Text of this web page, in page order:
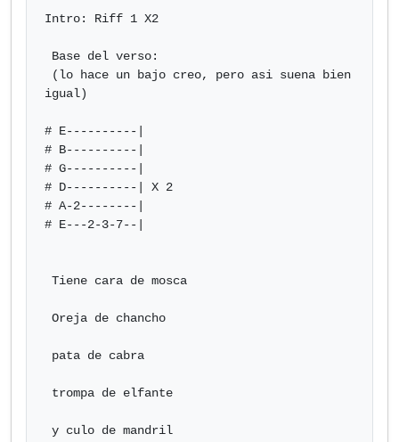
Intro: Riff 1 X2
igual)
# E----------|
# B----------|
# G----------|
# D----------| X 2
# A-2--------|
# E---2-3-7--|